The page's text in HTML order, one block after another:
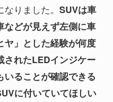
りました。 SUVは車
などが見えず左側に車
ヤ」とした経験が何度
されたLEDインジケー
いることが確認できる
に付いていてほしい